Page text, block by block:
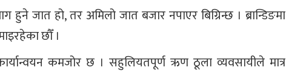
जात हो, तर अमिलो जात बजार नपाएर बिग्रिन्छ । ब्रान्डिङमा
छौँ ।
कमजोर छ । सहुलियतपूर्ण ऋण ठूला व्यवसायीले मात्र